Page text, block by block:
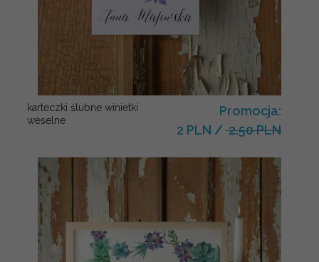
karteczki ślubne winietki
weselne
Promocja:
2 PLN / 2.50 PLN